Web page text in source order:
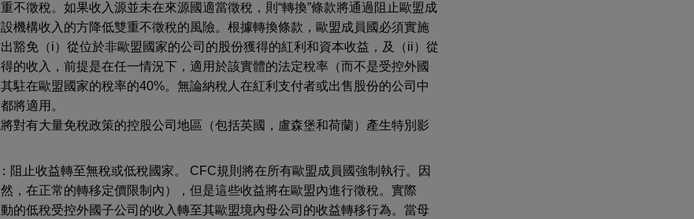
不徵稅。如果收入源並未在來源國適當徵稅，則“轉換”條款將通過阻止歐盟成
機構收入的方降低雙重不徵稅的風險。根據轉換條款，歐盟成員國必須實施
豁免（i）從位於非歐盟國家的公司的股份獲得的紅利和資本收益，及（ii）從
的收入，前提是在任一情況下，適用於該實體的法定稅率（而不是受控外國
駐在歐盟國家的稅率的40%。無論納稅人在紅利支付者或出售股份的公司中
將適用。
對有大量免稅政策的控股公司地區（包括英國，盧森堡和荷蘭）產生特別影
阻止收益轉至無稅或低稅國家。 CFC規則將在所有歐盟成員國強制執行。因
，在正常的轉移定價限制內），但是這些收益將在歐盟內進行徵稅。實際
的低稅受控外國子公司的收入轉至其歐盟境內母公司的收益轉移行為。當母